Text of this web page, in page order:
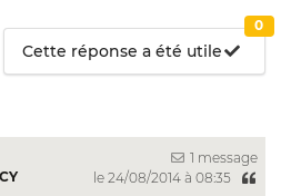
Cette réponse a été utile
0
1 message
le 24/08/2014 à 08:35